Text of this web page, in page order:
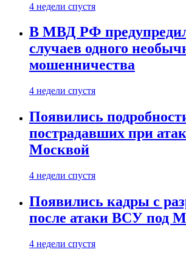
4 недели спустя
В МВД РФ
случаев одного
мошенничества
4 недели спустя
Появились
пострадавших при
Москвой
4 недели спустя
Появились кадры с
после атаки ВСУ под
4 недели спустя